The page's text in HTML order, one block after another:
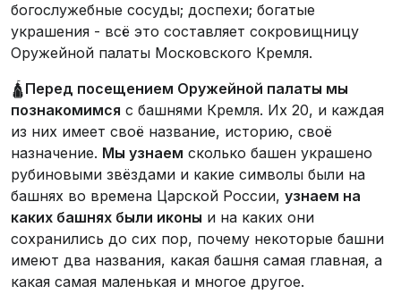
богослужебные сосуды; доспехи; богатые
украшения - всё это составляет сокровищницу
Оружейной палаты Московского Кремля.
🛕Перед посещением Оружейной палаты мы
познакомимся с башнями Кремля. Их 20, и каждая
из них имеет своё название, историю, своё
назначение. Мы узнаем сколько башен украшено
рубиновыми звёздами и какие символы были на
башнях во времена Царской России, узнаем на
каких башнях были иконы и на каких они
сохранились до сих пор, почему некоторые башни
имеют два названия, какая башня самая главная, а
какая самая маленькая и многое другое.